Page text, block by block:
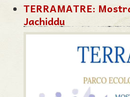
TERRAMATRE:
Jachiddu